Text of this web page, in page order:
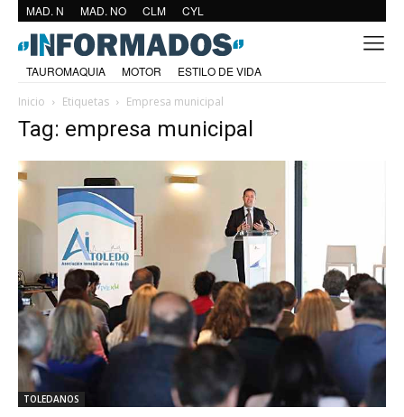
MAD. N MAD. NO CLM CYL
TAUROMAQUIA MOTOR
ESTILO DE VIDA
Inicio
Etiquetas Empresa municipal
Tag: empresa municipal
TOLEDANOS